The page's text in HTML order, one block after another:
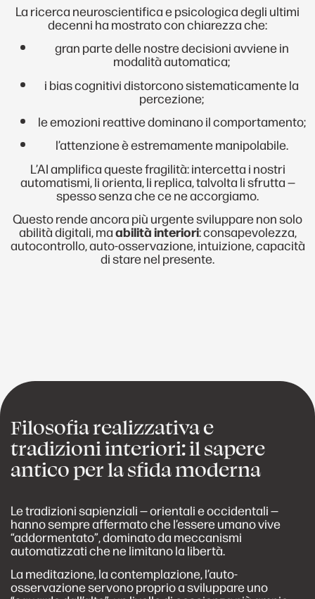
La ricerca neuroscientifica e psicologica degli ultimi
decenni ha mostrato con chiarezza che:
gran parte delle nostre decisioni avviene in
modalità automatica;
i bias cognitivi distorcono sistematicamente la
percezione;
le emozioni reattive dominano il comportamento;
l’attenzione è estremamente manipolabile.
L’AI amplifica queste fragilità: intercetta i nostri
automatismi, li orienta, li replica, talvolta li sfrutta —
spesso senza che ce ne accorgiamo.
Questo rende ancora più urgente sviluppare non solo
abilità digitali, maabilità interiori: consapevolezza,
autocontrollo, auto-osservazione, intuizione, capacità
di stare nel presente.
Filosofia realizzativa e
tradizioni interiori: il sapere
antico per la sfida moderna
Le tradizioni sapienziali — orientali e occidentali —
hanno sempre affermato che l’essere umano vive
“addormentato”, dominato da meccanismi
automatizzati che ne limitano la libertà.
La meditazione, la contemplazione, l’auto-
osservazione servono proprio a sviluppare uno